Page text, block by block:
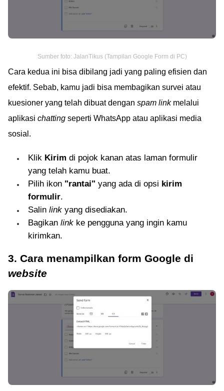
Sumber foto: JalanTikus (Tampilan Google Form di PC)
Cara kedua ini bisa dibilang jadi yang paling efisien dan
efektif. Sebab, kamu jadi bisa membagikan survei atau
kuesioner yang telah dibuat dengan spam linkmelalui
aplikasi chatting seperti WhatsApp atau aplikasi media
sosial.
Klik Kirim di pojok kanan atas laman formulir
yang telah kamu buat.
Pilih ikon "rantai" yang ada di opsi kirim
formulir.
Salin link yang disediakan.
Bagikan link ke pengguna yang ingin kamu
kirimkan.
3. Cara menampilkan form Google di
website